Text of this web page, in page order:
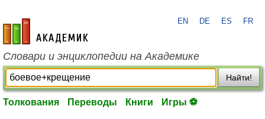
academic.ru
EN DE ES FR
Словари и энциклопедии на Академике
Найти!
Толкования Переводы Книги Игры ⚽